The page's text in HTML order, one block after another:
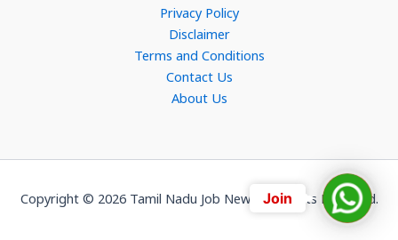
Privacy Policy
Disclaimer
Terms and Conditions
Contact Us
About Us
Copyright © 2026 Tamil Nadu Job News. All Rights Reserved.
Join
Join